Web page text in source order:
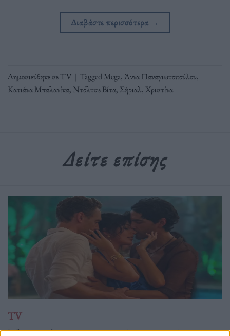
Διαβάστε περισσότερα →
Δημοσιεύθηκε σεTV | TaggedMega,Άννα Παναγιωτοπούλου,
Κατιάνα Μπαλανίκα, Ντόλτσε Βίτα, Σήριαλ,Χριστίνα
Δείτε επίσης
TV